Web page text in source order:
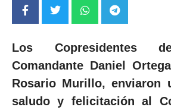
Los Copresidentes
Comandante Daniel
Rosario Murillo, enviaron
saludo y felicitación al